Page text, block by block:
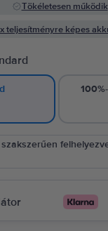
Tökéletesen működik
teljesítményre képes